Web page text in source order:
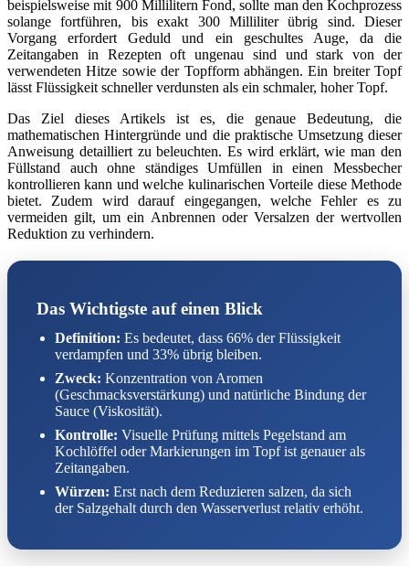
beispielsweise mit 900 Millilitern Fond, sollte man den Kochprozess
solange fortführen, bis exakt 300 Milliliter übrig sind. Dieser
Vorgang erfordert Geduld und ein geschultes Auge, da die
Zeitangaben in Rezepten oft ungenau sind und stark von der
verwendeten Hitze sowie der Topfform abhängen. Ein breiter Topf
lässt Flüssigkeit schneller verdunsten als ein schmaler, hoher Topf.
Das Ziel dieses Artikels ist es, die genaue Bedeutung, die
mathematischen Hintergründe und die praktische Umsetzung dieser
Anweisung detailliert zu beleuchten. Es wird erklärt, wie man den
Füllstand auch ohne ständiges Umfüllen in einen Messbecher
kontrollieren kann und welche kulinarischen Vorteile diese Methode
bietet. Zudem wird darauf eingegangen, welche Fehler es zu
vermeiden gilt, um ein Anbrennen oder Versalzen der wertvollen
Reduktion zu verhindern.
Das Wichtigste auf einen Blick
Definition: Es bedeutet, dass 66% der Flüssigkeit
verdampfen und 33% übrig bleiben.
Zweck: Konzentration von Aromen
(Geschmacksverstärkung) und natürliche Bindung der
Sauce (Viskosität).
Kontrolle: Visuelle Prüfung mittels Pegelstand am
Kochlöffel oder Markierungen im Topf ist genauer als
Zeitangaben.
Würzen: Erst nach dem Reduzieren salzen, da sich
der Salzgehalt durch den Wasserverlust relativ erhöht.